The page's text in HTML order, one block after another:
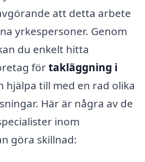
att detta arbete
yrkespersoner. Genom
du enkelt hitta
förtakläggning i
hjälpa till med en rad olika
Här är några av de
inom
göra skillnad: